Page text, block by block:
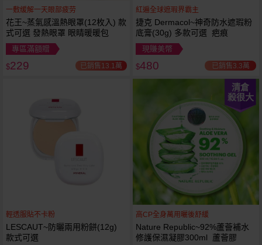
一敷缓解一天眼部疲劳
花王~蒸氣感溫熱眼罩(12枚入) 款
式可選 發熱眼罩 眼睛暖暖包
專區滿額贈
$229 已銷售13.1萬
紅遍全球遮瑕界霸主
捷克 Dermacol~神奇防水遮瑕粉
底膏(30g) 多款可選 疤痕
現賺美幣
$480 已銷售3.3萬
輕透服貼不卡粉
LESCAUT~防曬兩用粉餅(12g)
款式可選
清倉
殺很大
高CP全身萬用曬後舒緩
Nature Republic~92%蘆薈補水
修護保濕凝膠300ml 蘆薈膠